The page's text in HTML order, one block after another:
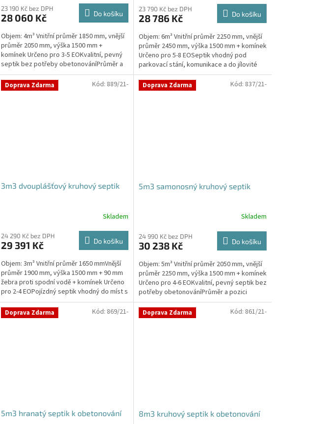
produktu
je
z
5
hvězdiček.
23 190 Kč bez DPH
28 060 Kč Do košíku
Objem: 4m³ Vnitřní průměr 1850 mm, vnější
průměr 2050 mm, výška 1500 mm +
komínek Určeno pro 3-5 EOKvalitní, pevný
septik bez potřeby obetonováníPrůměr a
pozici přítoku a odtoku...
23 790 Kč bez DPH
28 786 Kč Do košíku
Objem: 6m³ Vnitřní průměr 2250 mm, vnější
průměr 2450 mm, výška 1500 mm + komínek
Určeno pro 5-8 EOSeptik vhodný pod
parkovací stání, komunikace a do jílovité
zeminyPrůměr...
Doprava Zdarma
3m3 dvouplášťový kruhový septik
produktu
je
z
5
hvězdiček.
Skladem
24 290 Kč bez DPH
29 391 Kč Do košíku
Objem: 3m³ Vnitřní průměr 1650 mmVnější
průměr 1900 mm, výška 1500 mm + 90 mm
žebra proti spodní vodě + komínek Určeno
pro 2-4 EOPojízdný septik vhodný do míst s
vysokou...
Kód: 889/21- Doprava Zdarma
5m3 samonosný kruhový septik
Skladem
24 990 Kč bez DPH
30 238 Kč Do košíku
Objem: 5m³ Vnitřní průměr 2050 mm, vnější
průměr 2250 mm, výška 1500 mm + komínek
Určeno pro 4-6 EOKvalitní, pevný septik bez
potřeby obetonováníPrůměr a pozici
přítoku a odtoku...
Kód: 837/21-
Doprava Zdarma
5m3 hranatý septik k obetonování
Kód: 869/21- Doprava Zdarma
8m3 kruhový septik k obetonování
Kód: 861/21-